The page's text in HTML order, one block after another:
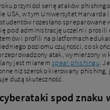
przyniósł serię ataków
USA, w tym Uniwersytet Harvarda
rozesłano spreparowane
pod administrację uczelni i prosili
i profili na platformach
poziomu czujności, co
atak, wymierzony w
jest mianemspear phishingu.
niż szeroko kierowany
dużą skuteczność.
spod znaku